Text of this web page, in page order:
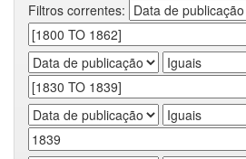
Filtros correntes: